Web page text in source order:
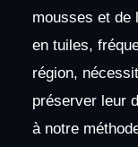
mousses et de
en tuiles,
région,
préserver leur
à notre